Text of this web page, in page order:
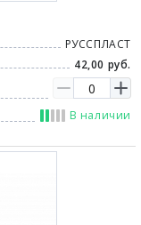
РУССПЛАСТ
42,00 руб.
В наличии